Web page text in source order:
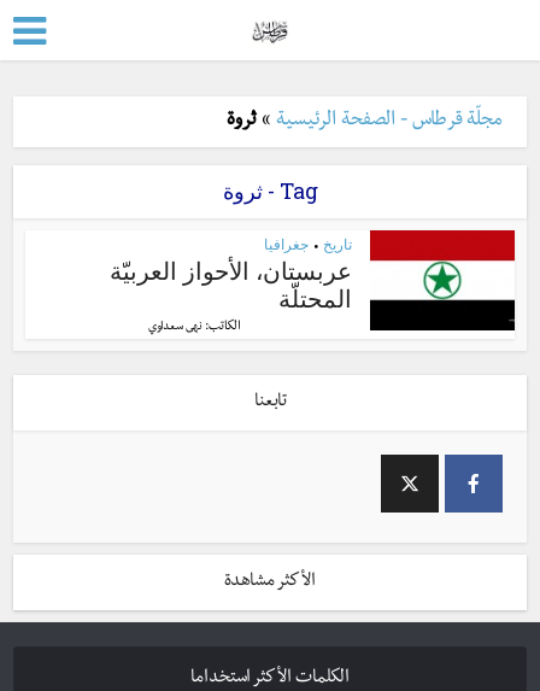
مجلّة قرطاس - الصفحة الرئيسية »ثروة
Tag - ثروة
تاريخ • جغرافيا
عربستان، الأحواز العربيّة
المحتلّة
الكاتب: نهى سعداوي
تابعنا
الأكثر مشاهدة
الكلمات الأكثر استخداما